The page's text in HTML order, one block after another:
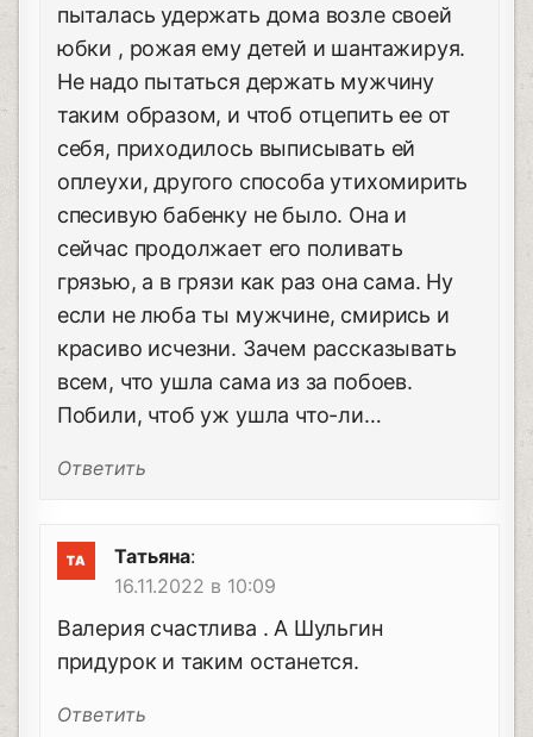
пыталась удержать дома возле своей
юбки , рожая ему детей и шантажируя.
Не надо пытаться держать мужчину
таким образом, и чтоб отцепить ее от
себя, приходилось выписывать ей
оплеухи, другого способа утихомирить
спесивую бабенку не было. Она и
сейчас продолжает его поливать
грязью, а в грязи как раз она сама. Ну
если не люба ты мужчине, смирись и
красиво исчезни. Зачем рассказывать
всем, что ушла сама из за побоев.
Побили, чтоб уж ушла что-ли…
Ответить
Татьяна:
16.11.2022 в 10:09
Валерия счастлива . А Шульгин
придурок и таким останется.
Ответить